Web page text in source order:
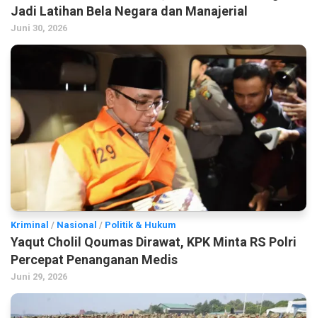
Jadi Latihan Bela Negara dan Manajerial
Juni 30, 2026
Kriminal / Nasional / Politik & Hukum
Yaqut Cholil Qoumas Dirawat, KPK Minta RS Polri
Percepat Penanganan Medis
Juni 29, 2026